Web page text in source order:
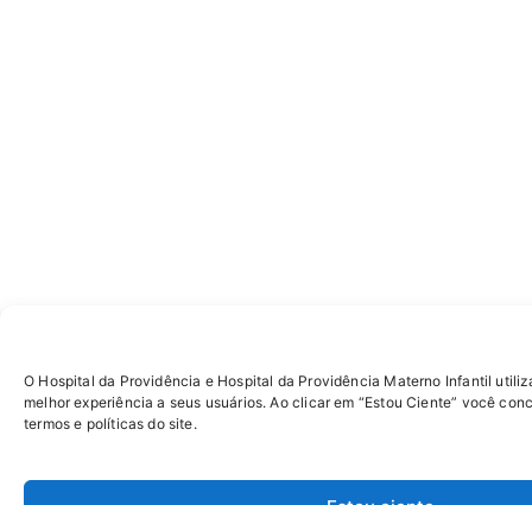
O Hospital da Providência e Hospital da Providência Materno Infantil
melhor experiência a seus usuários. Ao clicar em “Estou Ciente” você
termos e políticas do site.